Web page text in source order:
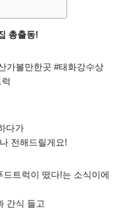
총출동!
가볼만한곳 #태화강수상
다가
전해드릴게요!
드트럭이 떴다!는 소식이에
간식 들고